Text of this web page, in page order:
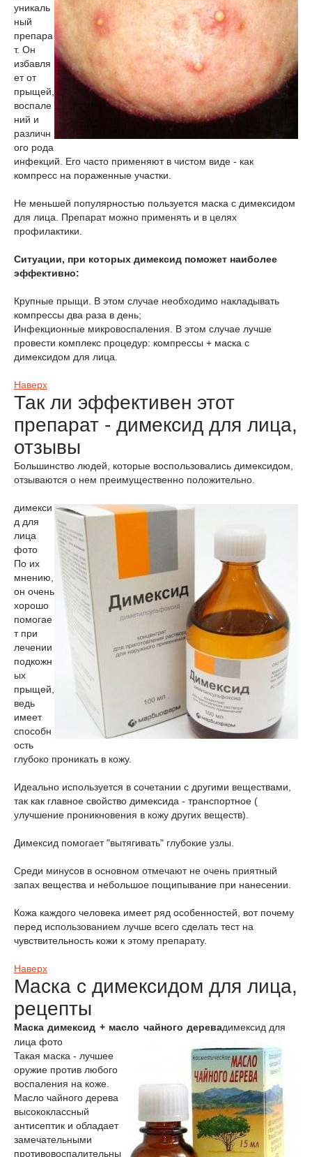
уникаль
ный
препара
т. Он
избавля
ет от
прыщей,
воспале
ний и
различн
ого рода
инфекций. Его часто применяют в чистом виде - как
компресс на пораженные участки.
Не меньшей популярностью пользуется маска с димексидом
для лица. Препарат можно применять и в целях
профилактики.
Ситуации, при которых димексид поможет наиболее
эффективно:
Крупные прыщи. В этом случае необходимо накладывать
компрессы два раза в день;
Инфекционные микровоспаления. В этом случае лучше
провести комплекс процедур: компрессы + маска с
димексидом для лица.
Наверх
Так ли эффективен этот
препарат - димексид для лица,
отзывы
Большинство людей, которые воспользовались димексидом,
отзываются о нем преимущественно положительно.
димекси
д для
лица
фото
По их
мнению,
он очень
хорошо
помогае
т при
лечении
подкожн
ых
прыщей,
ведь
имеет
способн
ость
глубоко проникать в кожу.
Идеально используется в сочетании с другими веществами,
так как главное свойство димексида - транспортное (
улучшение проникновения в кожу других веществ).
Димексид помогает "вытягивать" глубокие узлы.
Среди минусов в основном отмечают не очень приятный
запах вещества и небольшое пощипывание при нанесении.
Кожа каждого человека имеет ряд особенностей, вот почему
перед использованием лучше всего сделать тест на
чувствительность кожи к этому препарату.
Наверх
Маска с димексидом для лица,
рецепты
Маска димексид + масло чайного деревадимексид для
лица фото
Такая маска - лучшее
оружие против любого
воспаления на коже.
Масло чайного дерева
высококлассный
антисептик и обладает
замечательными
противовоспалительны